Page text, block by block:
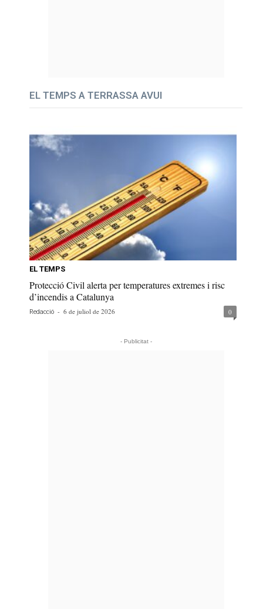
EL TEMPS A TERRASSA AVUI
EL TEMPS
Protecció Civil alerta per temperatures extremes i risc
d’incendis a Catalunya
Redacció - 6 de juliol de 2026 0
- Publicitat -